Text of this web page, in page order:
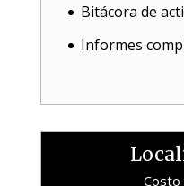
Bitácora de
Informes
Costo